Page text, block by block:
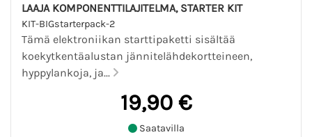
LAAJA KOMPONENTTILAJITELMA, STARTER KIT
KIT-BIGstarterpack-2
Tämä elektroniikan starttipaketti sisältää
koekytkentäalustan jännitelähdekortteineen,
hyppylankoja, ja...
19,90 €
Saatavilla